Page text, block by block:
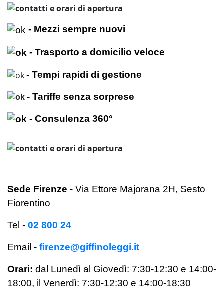
- Mezzi sempre nuovi
- Trasporto a domicilio veloce
- Tempi rapidi di gestione
- Tariffe senza sorprese
- Consulenza 360°
Sede Firenze - Via Ettore Majorana 2H, Sesto
Fiorentino
Tel - 02 800 24
Email - firenze@giffinoleggi.it
Orari: dal Lunedì al Giovedì: 7:30-12:30 e 14:00-
18:00, il Venerdì: 7:30-12:30 e 14:00-18:30